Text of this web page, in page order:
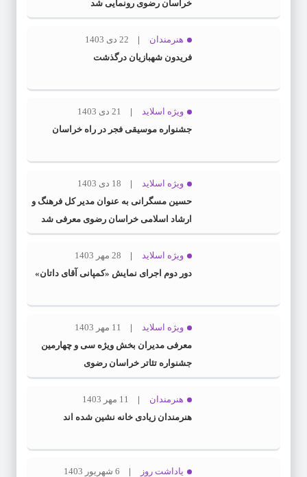
خراسان رضوی رونمایی شد
هنرمندان
22 دی 1403
فریدون شهبازیان درگذشت
ویژه اسلاید
21 دی 1403
جشنواره موسیقی فجر در راه خراسان
ویژه اسلاید
18 دی 1403
حسین مسگرانی به عنوان مدیر کل فرهنگ و
ارشاد اسلامی خراسان رضوی معرفی شد
ویژه اسلاید
28 مهر 1403
دور دوم اجرای نمایش «کمپانی آقای داتان»
ویژه اسلاید
11 مهر 1403
معرفی مدیران بخش ویژه سی و چهارمین
جشنواره تئاتر خراسان رضوی
هنرمندان
11 مهر 1403
هنرمندان زیادی خانه نشین شده اند
یاداشت روز
6 شهریور 1403